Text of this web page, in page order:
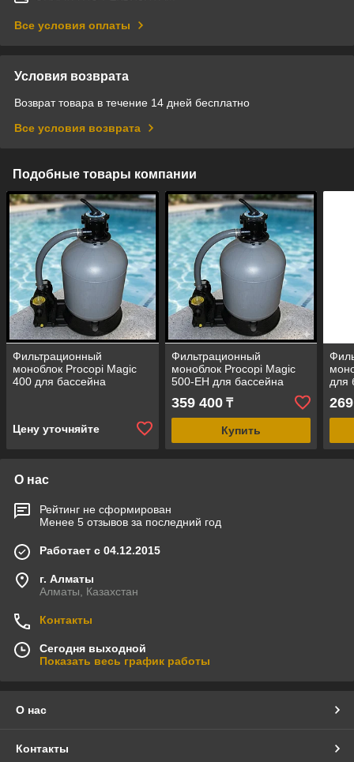
Все условия оплаты
Условия возврата
Возврат товара в течение 14 дней бесплатно
Все условия возврата
Подобные товары компании
Фильтрационный
моноблок Procopi Magic
400 для бассейна
Цену уточняйте
Фильтрационный
моноблок Procopi Magic
500-EH для бассейна
(производительность=8,0
м3/ч, песочный
фильтр+насос)
359 400₸
Купить
для
м3/
О нас
Рейтинг не сформирован
Менее 5 отзывов за последний год
Работает с 04.12.2015
г. Алматы
Алматы, Казахстан
Контакты
Сегодня выходной
Показать весь график работы
О нас
Контакты